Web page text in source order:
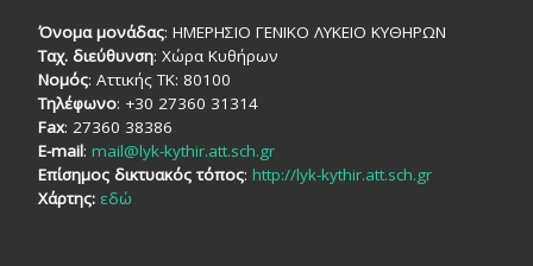
Όνομα μονάδας: ΗΜΕΡΗΣΙΟ ΓΕΝΙΚΟ ΛΥΚΕΙΟ ΚΥΘΗΡΩΝ
Ταχ. διεύθυνση: Χώρα Κυθήρων
Νομός: Αττικής TK: 80100
Τηλέφωνο: +30 27360 31314
Fax: 27360 38386
E-mail: mail@lyk-kythir.att.sch.gr
Επίσημος δικτυακός τόπος: http://lyk-kythir.att.sch.gr
Χάρτης: εδώ